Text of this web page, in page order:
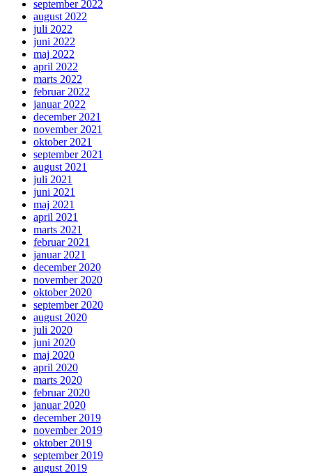
september 2022
august 2022
juli 2022
juni 2022
maj 2022
april 2022
marts 2022
februar 2022
januar 2022
december 2021
november 2021
oktober 2021
september 2021
august 2021
juli 2021
juni 2021
maj 2021
april 2021
marts 2021
februar 2021
januar 2021
december 2020
november 2020
oktober 2020
september 2020
august 2020
juli 2020
juni 2020
maj 2020
april 2020
marts 2020
februar 2020
januar 2020
december 2019
november 2019
oktober 2019
september 2019
august 2019